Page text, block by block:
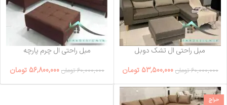
مبل راحتی ال تشک دوبل
60,000,000 تومان 53,500,000 تومان
مبل راحتی ال چرم پارچه
60,000,000 تومان 56,800,000 تومان
حراج